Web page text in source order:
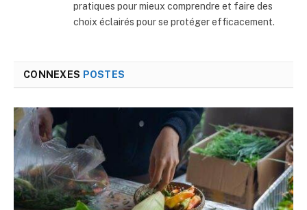
pratiques pour mieux comprendre et faire des
choix éclairés pour se protéger efficacement.
CONNEXES POSTES